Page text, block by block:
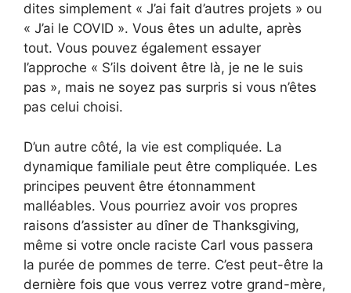
dites simplement « J’ai fait d’autres projets » ou
« J’ai le COVID ». Vous êtes un adulte, après
tout. Vous pouvez également essayer
l’approche « S’ils doivent être là, je ne le suis
pas », mais ne soyez pas surpris si vous n’êtes
pas celui choisi.
D’un autre côté, la vie est compliquée. La
dynamique familiale peut être compliquée. Les
principes peuvent être étonnamment
malléables. Vous pourriez avoir vos propres
raisons d’assister au dîner de Thanksgiving,
même si votre oncle raciste Carl vous passera
la purée de pommes de terre. C’est peut-être la
dernière fois que vous verrez votre grand-mère,